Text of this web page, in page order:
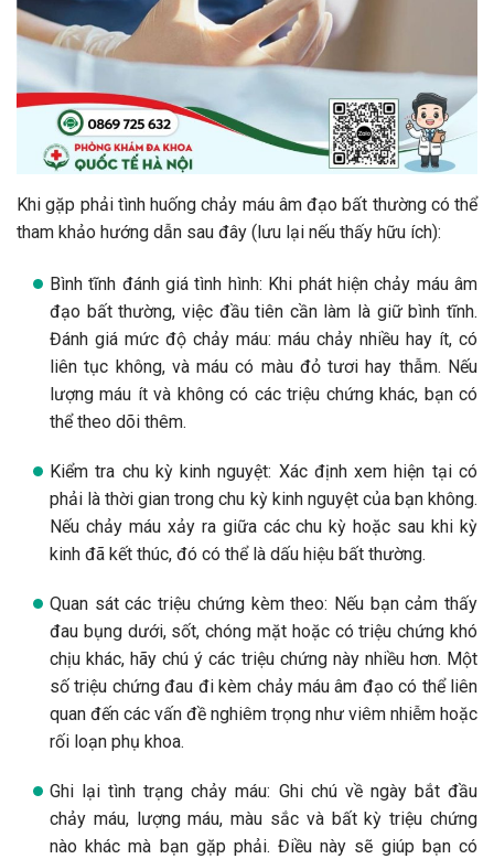
Khi gặp phải tình huống chảy máu âm đạo bất thường có thể
tham khảo hướng dẫn sau đây (lưu lại nếu thấy hữu ích):
Bình tĩnh đánh giá tình hình: Khi phát hiện chảy máu âm
đạo bất thường, việc đầu tiên cần làm là giữ bình tĩnh.
Đánh giá mức độ chảy máu: máu chảy nhiều hay ít, có
liên tục không, và máu có màu đỏ tươi hay thẫm. Nếu
lượng máu ít và không có các triệu chứng khác, bạn có
thể theo dõi thêm.
Kiểm tra chu kỳ kinh nguyệt: Xác định xem hiện tại có
phải là thời gian trong chu kỳ kinh nguyệt của bạn không.
Nếu chảy máu xảy ra giữa các chu kỳ hoặc sau khi kỳ
kinh đã kết thúc, đó có thể là dấu hiệu bất thường.
Quan sát các triệu chứng kèm theo: Nếu bạn cảm thấy
đau bụng dưới, sốt, chóng mặt hoặc có triệu chứng khó
chịu khác, hãy chú ý các triệu chứng này nhiều hơn. Một
số triệu chứng đau đi kèm chảy máu âm đạo có thể liên
quan đến các vấn đề nghiêm trọng như viêm nhiễm hoặc
rối loạn phụ khoa.
Ghi lại tình trạng chảy máu: Ghi chú về ngày bắt đầu
chảy máu, lượng máu, màu sắc và bất kỳ triệu chứng
nào khác mà bạn gặp phải. Điều này sẽ giúp bạn có